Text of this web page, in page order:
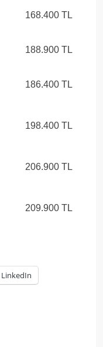
168.400 TL
188.900 TL
186.400 TL
198.400 TL
206.900 TL
209.900 TL
LinkedIn